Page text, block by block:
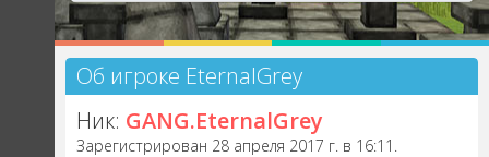
Об игроке EternalGrey
Ник: GANG.EternalGrey
Зарегистрирован 28 апреля 2017 г. в 16:11.